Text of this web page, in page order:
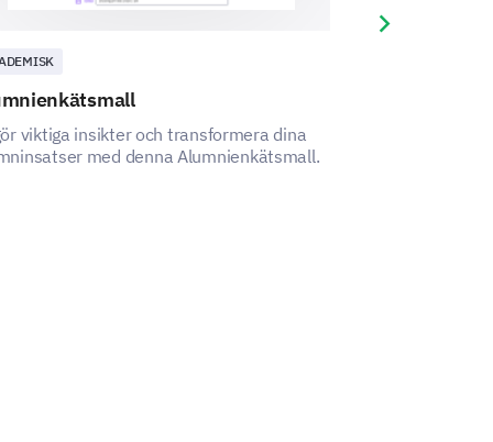
viktiga insikter och transformera dina
med denna Alumnienkätsmall.
Next slide